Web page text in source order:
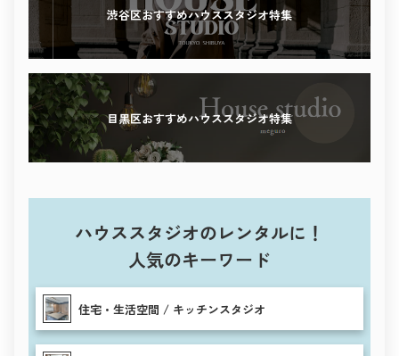
渋谷区おすすめハウススタジオ特集
目黒区おすすめハウススタジオ特集
ハウススタジオのレンタルに！
人気のキーワード
住宅・生活空間 / キッチンスタジオ